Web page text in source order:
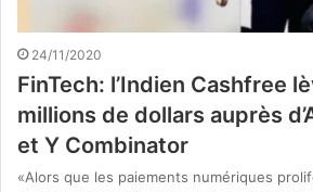
24/11/2020
FinTech: l’Indien Cashfree
millions de dollars auprès
et Y Combinator
«Alors que les paiements numériques